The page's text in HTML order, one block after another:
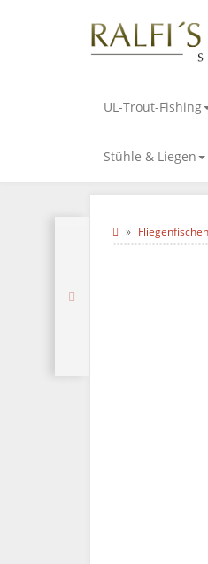
UL-Trout-Fishing
Stühle & Liegen
Fliegenfischen